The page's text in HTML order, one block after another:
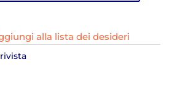
alla lista dei desideri